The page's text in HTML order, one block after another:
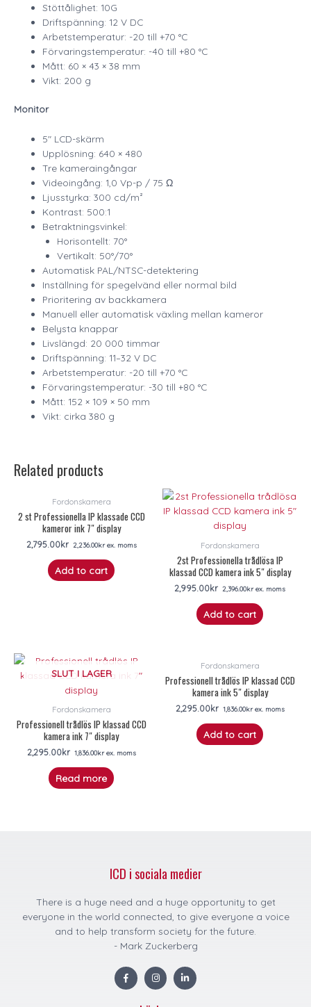
Stöttålighet: 10G
Driftspänning: 12 V DC
Arbetstemperatur: -20 till +70 °C
Förvaringstemperatur: -40 till +80 °C
Mått: 60 × 43 × 38 mm
Vikt: 200 g
Monitor
5″ LCD-skärm
Upplösning: 640 × 480
Tre kameraingångar
Videoingång: 1,0 Vp-p / 75 Ω
Ljusstyrka: 300 cd/m²
Kontrast: 500:1
Betraktningsvinkel:
Horisontellt: 70°
Vertikalt: 50°/70°
Automatisk PAL/NTSC-detektering
Inställning för spegelvänd eller normal bild
Prioritering av backkamera
Manuell eller automatisk växling mellan kameror
Belysta knappar
Livslängd: 20 000 timmar
Driftspänning: 11–32 V DC
Arbetstemperatur: -20 till +70 °C
Förvaringstemperatur: -30 till +80 °C
Mått: 152 × 109 × 50 mm
Vikt: cirka 380 g
Related products
Fordonskamera
2 st Professionella IP klassade CCD
kameror ink 7″ display
2,795.00kr 2,236.00krex. moms
Add to cart
Fordonskamera
2st Professionella trådlösa IP
klassad CCD kamera ink 5″ display
2,995.00kr 2,396.00krex. moms
Add to cart
SLUT I LAGER
Fordonskamera
Professionell trådlös IP klassad CCD
kamera ink 7″ display
2,295.00kr 1,836.00krex. moms
Read more
Fordonskamera
Professionell trådlös IP klassad CCD
kamera ink 5″ display
2,295.00kr 1,836.00krex. moms
Add to cart
ICD i sociala medier
There is a huge need and a huge opportunity to get
everyone in the world connected, to give everyone a voice
and to help transform society for the future.
- Mark Zuckerberg
F
a
c
I
n
s
L
i
n